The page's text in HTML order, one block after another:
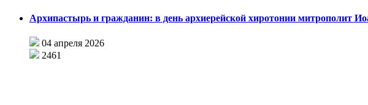
Архипастырь и гражданин: в день архиерейской хиротонии митрополит
04 апреля 2026
2461